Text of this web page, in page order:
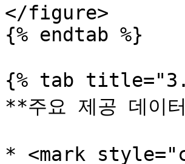
</figure>
{% endtab %}
{% tab title="3.
**주요 제공 데이
* <mark